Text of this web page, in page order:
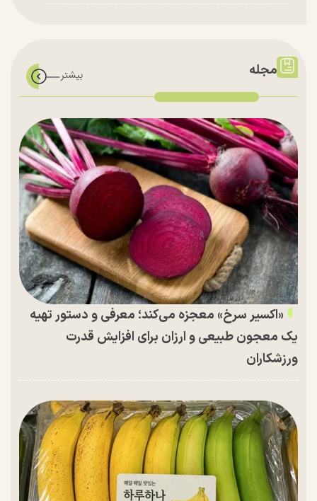
مجله
«اکسیر سرخ» معجزه می‌کند؛ معرفی و دستور تهیه
یک معجون طبیعی و ارزان برای افزایش قدرت
ورزشکاران